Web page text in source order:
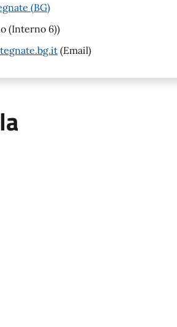
(BG)
(Interno 6))
(Email)